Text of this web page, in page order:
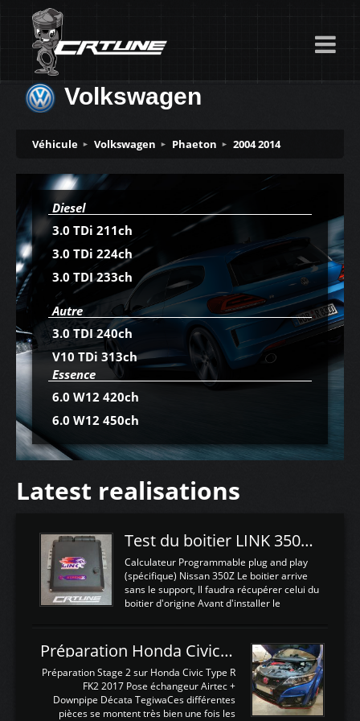
Volkswagen
Véhicule Volkswagen Phaeton 2004 2014
Diesel
3.0 TDi 211ch
3.0 TDi 224ch
3.0 TDI 233ch
Autre
3.0 TDI 240ch
V10 TDi 313ch
Essence
6.0 W12 420ch
6.0 W12 450ch
Latest realisations
Test du boitier LINK 350Z Plugin ECU
Calculateur Programmable plug and play
(spécifique) Nissan 350Z Le boitier arrive
sans le support, Il faudra récupérer celui du
boitier d'origine Avant d'installer le
d'envoyer l'information de la large bande
dans le boitier. sydney sweeney deepfake
La sortie 0-5V de l'afr sera connectée sur
l'entrée AN Volt 8 et GndAN pour
Analogique, et Volt car l'information est une
tension (Pas une résistance variable d'un
Préparation Honda Civic Type R FK2
Préparation Stage 2 sur Honda Civic Type R
FK2 2017 Pose échangeur Airtec +
Downpipe Décata TegiwaCes différentes
pièces se montent très bien une fois les